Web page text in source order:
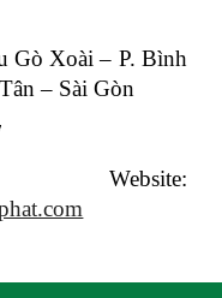
Gò Xoài – P. Bình
– Sài Gòn
Website: